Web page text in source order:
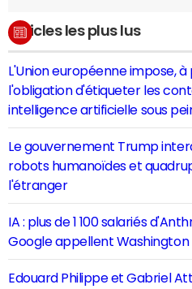
Articles les plus lus
L'Union européenne impose,
l'obligation d'étiqueter les
intelligence artificielle sous
Le gouvernement Trump
robots humanoïdes et
l'étranger
IA : plus de 1 100 salariés
Google appellent
Edouard Philippe et Gabriel